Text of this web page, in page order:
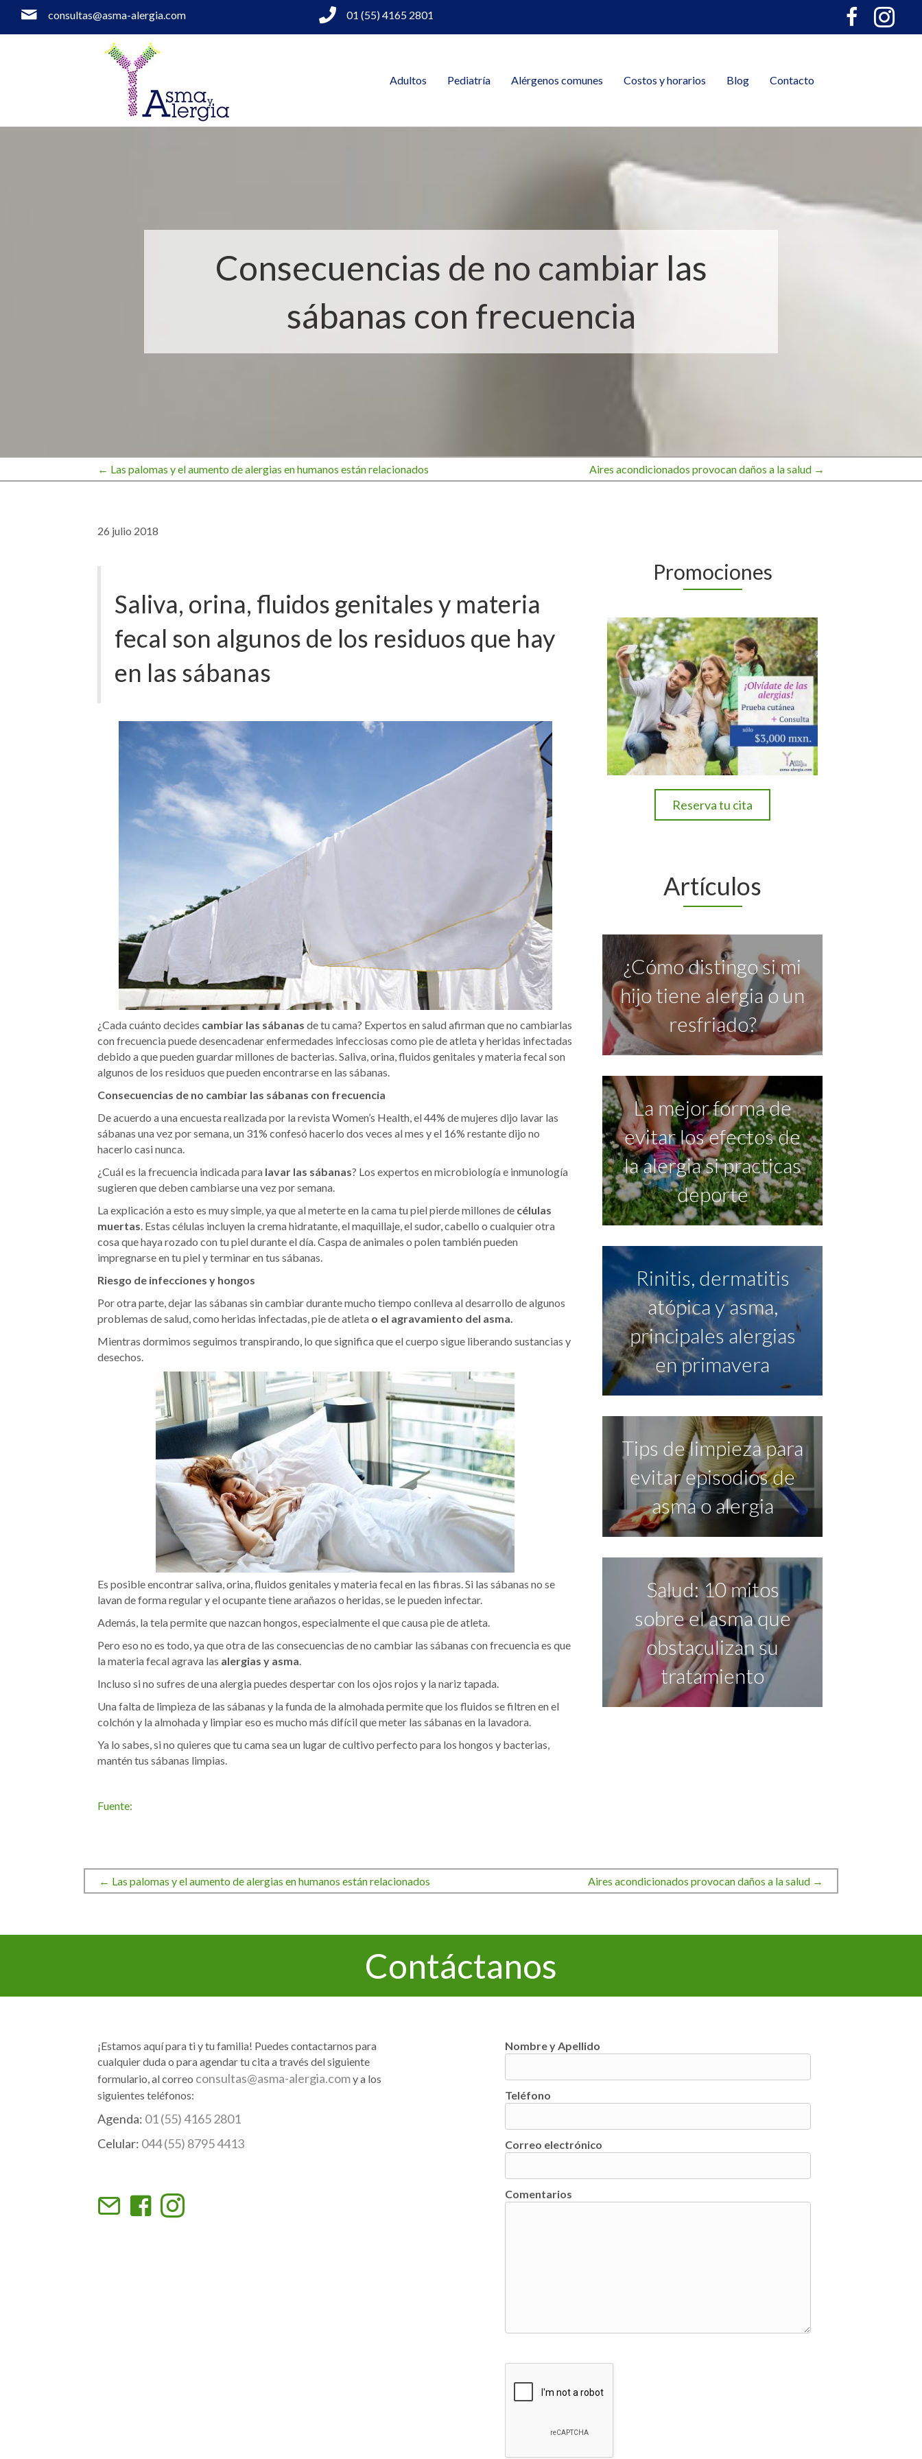
consultas@asma-alergia.com 01 (55) 4165 2801
Adultos Pediatría Alérgenos comunes Costos y horarios Blog Contacto
Consecuencias de no cambiar las
sábanas con frecuencia
Navegación
de
← Las palomas y el aumento de alergias en humanos están relacionados Aires acondicionados provocan daños a la salud →
26 julio 2018
Saliva, orina, fluidos genitales y materia
fecal son algunos de los residuos que hay
en las sábanas
¿Cada cuánto decides cambiar las sábanas de tu cama? Expertos en salud afirman que no cambiarlas
con frecuencia puede desencadenar enfermedades infecciosas como pie de atleta y heridas infectadas
debido a que pueden guardar millones de bacterias. Saliva, orina, fluidos genitales y materia fecal son
algunos de los residuos que pueden encontrarse en las sábanas.
Consecuencias de no cambiar las sábanas con frecuencia
De acuerdo a una encuesta realizada por la revista Women’s Health, el 44% de mujeres dijo lavar las
sábanas una vez por semana, un 31% confesó hacerlo dos veces al mes y el 16% restante dijo no
hacerlo casi nunca.
¿Cuál es la frecuencia indicada para lavar las sábanas? Los expertos en microbiología e inmunología
sugieren que deben cambiarse una vez por semana.
La explicación a esto es muy simple, ya que al meterte en la cama tu piel pierde millones de células
muertas. Estas células incluyen la crema hidratante, el maquillaje, el sudor, cabello o cualquier otra
cosa que haya rozado con tu piel durante el día. Caspa de animales o polen también pueden
impregnarse en tu piel y terminar en tus sábanas.
Riesgo de infecciones y hongos
Por otra parte, dejar las sábanas sin cambiar durante mucho tiempo conlleva al desarrollo de algunos
problemas de salud, como heridas infectadas, pie de atleta o el agravamiento del asma.
Mientras dormimos seguimos transpirando, lo que significa que el cuerpo sigue liberando sustancias y
desechos.
Es posible encontrar saliva, orina, fluidos genitales y materia fecal en las fibras. Si las sábanas no se
lavan de forma regular y el ocupante tiene arañazos o heridas, se le pueden infectar.
Además, la tela permite que nazcan hongos, especialmente el que causa pie de atleta.
Pero eso no es todo, ya que otra de las consecuencias de no cambiar las sábanas con frecuencia es que
la materia fecal agrava las alergias y asma.
Incluso si no sufres de una alergia puedes despertar con los ojos rojos y la nariz tapada.
Una falta de limpieza de las sábanas y la funda de la almohada permite que los fluidos se filtren en el
colchón y la almohada y limpiar eso es mucho más difícil que meter las sábanas en la lavadora.
Ya lo sabes, si no quieres que tu cama sea un lugar de cultivo perfecto para los hongos y bacterias,
mantén tus sábanas limpias.
Fuente:
Promociones
Reserva tu cita
Artículos
¿Cómo distingo si mi
hijo tiene alergia o un
resfriado?
La mejor forma de
evitar los efectos de
la alergia si practicas
deporte
Rinitis, dermatitis
atópica y asma,
principales alergias
en primavera
Tips de limpieza para
evitar episodios de
asma o alergia
Salud: 10 mitos
sobre el asma que
obstaculizan su
tratamiento
Navegación
de
entradas
← Las palomas y el aumento de alergias en humanos están relacionados Aires acondicionados provocan daños a la salud →
Contáctanos
¡Estamos aquí para ti y tu familia! Puedes contactarnos para
cualquier duda o para agendar tu cita a través del siguiente
formulario, al correo consultas@asma-alergia.comy a los
siguientes teléfonos:
Agenda: 01 (55) 4165 2801
Celular: 044 (55) 8795 4413
Nombre y Apellido
Teléfono
Correo electrónico
Comentarios